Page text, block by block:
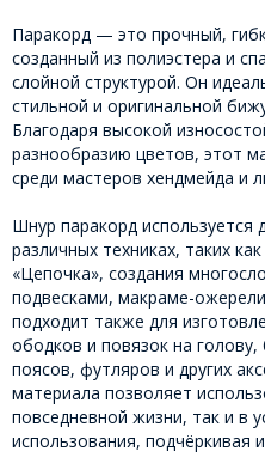
Паракорд — это прочный,
созданный из полиэстера и
слойной структурой. Он
стильной и оригинальной
Благодаря высокой
разнообразию цветов, этот
среди мастеров хендмейда и
Шнур паракорд используется
различных техниках, таких
«Цепочка», создания
подвесками, макраме-
подходит также для
ободков и повязок на
поясов, футляров и других
материала позволяет
повседневной жизни, так и в
использования, подчёркивая